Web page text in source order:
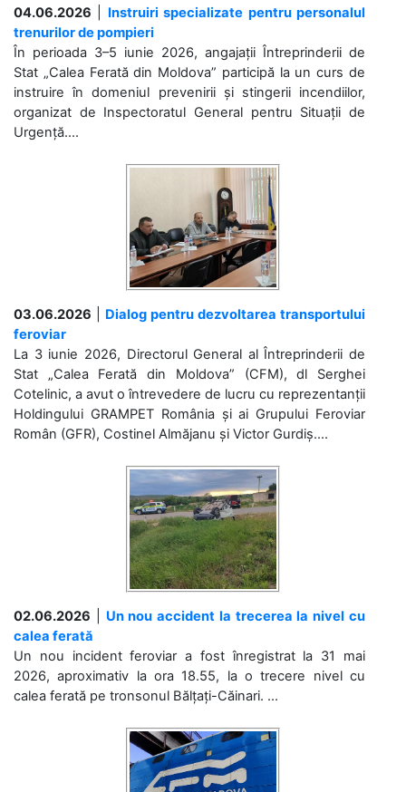
04.06.2026
Instruiri specializate pentru personalul
trenurilor de pompieri
În perioada 3–5 iunie 2026, angajații Întreprinderii de
Stat „Calea Ferată din Moldova” participă la un curs de
instruire în domeniul prevenirii și stingerii incendiilor,
organizat de Inspectoratul General pentru Situații de
Urgență....
03.06.2026
Dialog pentru dezvoltarea transportului
feroviar
La 3 iunie 2026, Directorul General al Întreprinderii de
Stat „Calea Ferată din Moldova” (CFM), dl Serghei
Cotelinic, a avut o întrevedere de lucru cu reprezentanții
Holdingului GRAMPET România și ai Grupului Feroviar
Român (GFR), Costinel Almăjanu și Victor Gurdiș....
02.06.2026
Un nou accident la trecerea la nivel cu
calea ferată
Un nou incident feroviar a fost înregistrat la 31 mai
2026, aproximativ la ora 18.55, la o trecere nivel cu
calea ferată pe tronsonul Bălțați-Căinari. ...